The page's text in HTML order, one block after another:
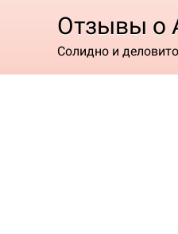
Отзывы о
Солидно и деловито